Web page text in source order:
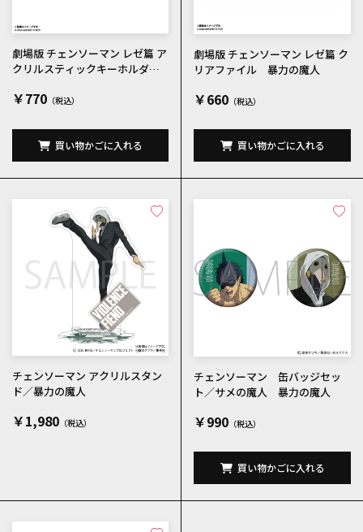
劇場版 チェンソーマン レゼ篇 ア
クリルスティックキーホルダ
￥770
買い物かごに入れる
劇場版 チェンソーマン レゼ篇 ク
リアファイル 暴力の魔人
￥660
買い物かごに入れる
チェンソーマン アクリルスタン
ド／暴力の魔人
￥1,980
チェンソーマン 缶バッジセッ
ト／サメの魔人 暴力の魔人
￥990
買い物かごに入れる